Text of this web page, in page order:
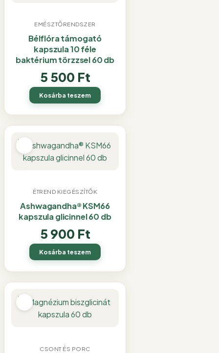
EMÉSZTŐRENDSZER
Bélflóra támogató
kapszula 10 féle
baktérium törzzsel 60 db
5 500 Ft
Kosárba teszem
ÉTREND KIEGÉSZÍTŐK
Ashwagandha® KSM66
kapszula glicinnel 60 db
5 900 Ft
Kosárba teszem
CSONT ÉS PORC